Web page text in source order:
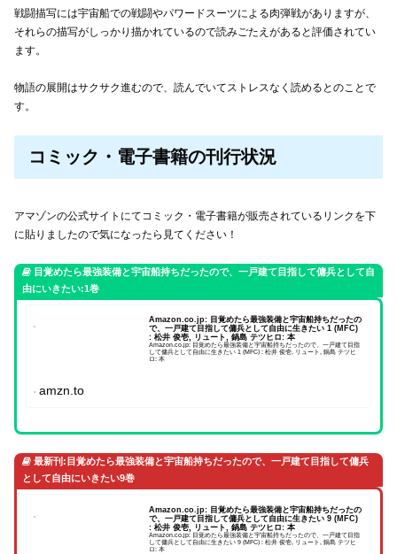
戦闘描写には宇宙船での戦闘やパワードスーツによる肉弾戦がありますが、
それらの描写がしっかり描かれているので読みごたえがあると評価されてい
ます。
物語の展開はサクサク進むので、読んでいてストレスなく読めるとのことで
す。
コミック・電子書籍の刊行状況
アマゾンの公式サイトにてコミック・電子書籍が販売されているリンクを下
に貼りましたので気になったら見てください！
目覚めたら最強装備と宇宙船持ちだったので、一戸建て目指して傭兵として自
由にいきたい:1巻
Amazon.co.jp: 目覚めたら最強装備と宇宙船持ちだったの
で、一戸建て目指して傭兵として自由に生きたい 1 (MFC)
: 松井 俊壱, リュート, 鍋島 テツヒロ: 本
Amazon.co.jp: 目覚めたら最強装備と宇宙船持ちだったので、一戸建て目指
して傭兵として自由に生きたい 1 (MFC) : 松井 俊壱, リュート, 鍋島 テツヒ
ロ: 本
amzn.to
最新刊:目覚めたら最強装備と宇宙船持ちだったので、一戸建て目指して傭兵
として自由にいきたい9巻
Amazon.co.jp: 目覚めたら最強装備と宇宙船持ちだったの
で、一戸建て目指して傭兵として自由に生きたい 9 (MFC)
: 松井 俊壱, リュート, 鍋島 テツヒロ: 本
Amazon.co.jp: 目覚めたら最強装備と宇宙船持ちだったので、一戸建て目指
して傭兵として自由に生きたい 9 (MFC) : 松井 俊壱, リュート, 鍋島 テツヒ
ロ: 本